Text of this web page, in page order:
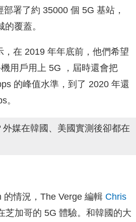
署了約 35000 個 5G 基站，
覆蓋。
，在 2019 年年底前，他們希望
用戶用上 5G ，屆時還會把
的峰值水準，到了 2020 年還
。
的情況，The Verge 編輯 Chris
芝加哥的 5G 體驗。和韓國的大